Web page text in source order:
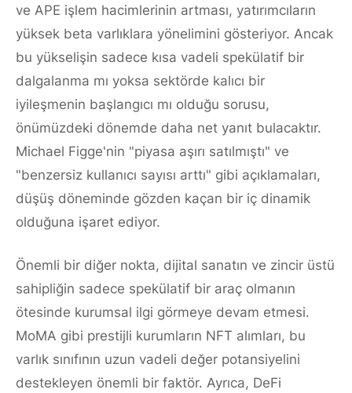
ve APE işlem hacimlerinin artması, yatırımcıların
yüksek beta varlıklara yönelimini gösteriyor. Ancak
bu yükselişin sadece kısa vadeli spekülatif bir
dalgalanma mı yoksa sektörde kalıcı bir
iyileşmenin başlangıcı mı olduğu sorusu,
önümüzdeki dönemde daha net yanıt bulacaktır.
Michael Figge'nin "piyasa aşırı satılmıştı" ve
"benzersiz kullanıcı sayısı arttı" gibi açıklamaları,
düşüş döneminde gözden kaçan bir iç dinamik
olduğuna işaret ediyor.
Önemli bir diğer nokta, dijital sanatın ve zincir üstü
sahipliğin sadece spekülatif bir araç olmanın
ötesinde kurumsal ilgi görmeye devam etmesi.
MoMA gibi prestijli kurumların NFT alımları, bu
varlık sınıfının uzun vadeli değer potansiyelini
destekleyen önemli bir faktör. Ayrıca, DeFi